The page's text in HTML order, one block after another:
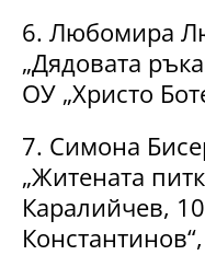
6. Любомира
„Дядовата
ОУ „Христо
7. Симона
„Житената
Каралийчев,